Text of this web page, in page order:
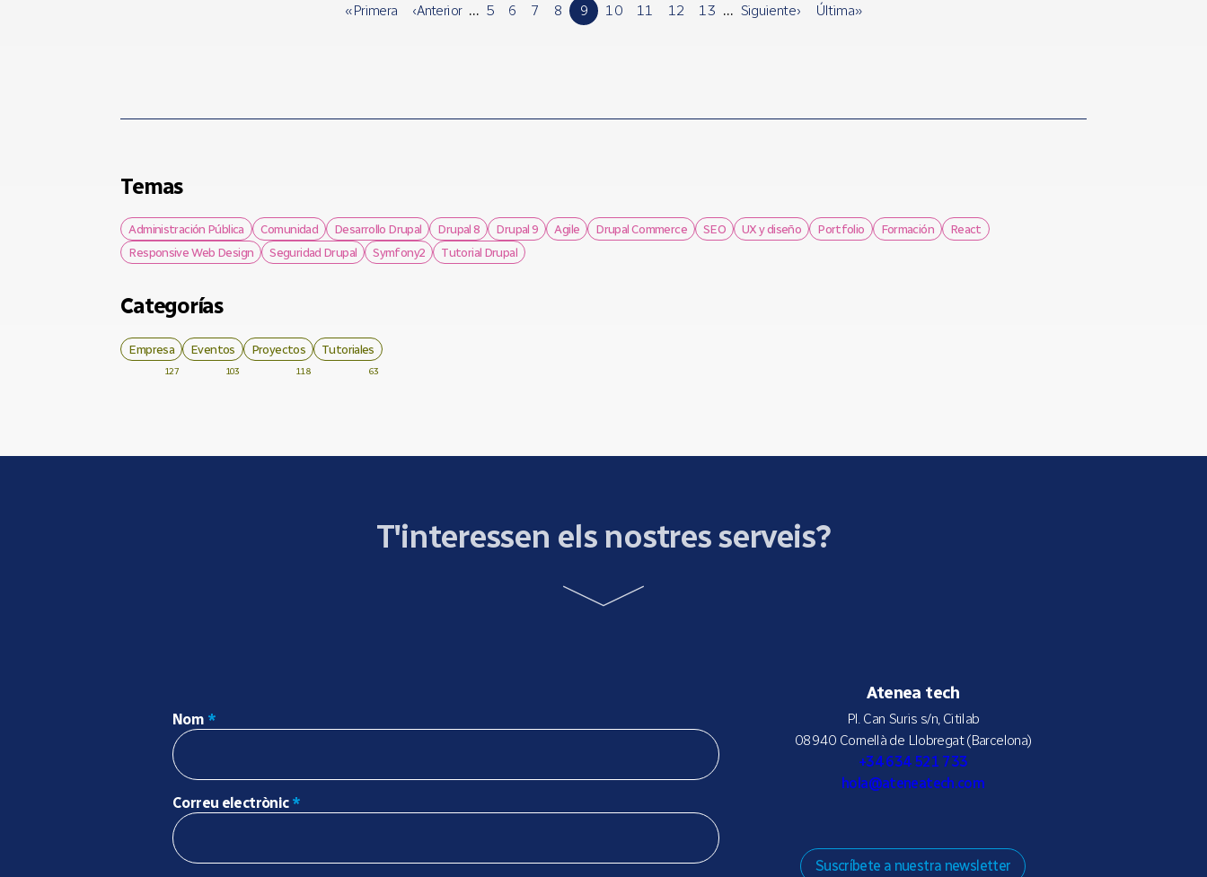
« Primera ‹ Anterior … 5 6 7 8 9 10 11 12 13 … Siguiente › Última »
Temas
Administración Pública Comunidad Desarrollo Drupal Drupal 8 Drupal 9 Agile Drupal Commerce SEO UX y diseño Portfolio Formación
React
Responsive Web Design
Seguridad Drupal Symfony2 Tutorial Drupal
Categorías
Empresa
127
Eventos
103
Proyectos
118
Tutoriales
63
T'interessen els nostres serveis?
Atenea tech
Pl. Can Suris s/n, Citilab
08940 Cornellà de Llobregat (Barcelona)
+34 634 521 733
hola@ateneatech.com
Suscríbete a nuestra newsletter
Nom *
Correu electrònic *